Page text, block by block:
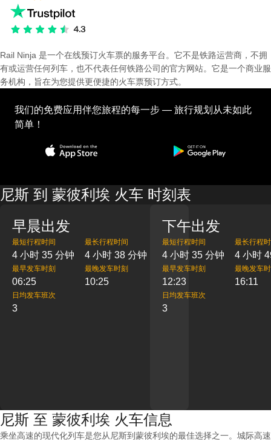
Rail Ninja 是一个在线预订火车票的服务平台。它不是铁路运营商，不拥
有或运营任何列车，也不代表任何铁路公司的官方网站。它是一个商业服
务机构，旨在为您提供更便捷的火车票预订方式。
我们的免费应用伴您旅程的每一步 — 旅行规划从未如此
简单！
尼斯 到 蒙彼利埃 火车 时刻表
早晨出发
最短行程时间
4 小时 35 分钟
最长行程时间
4 小时 38 分钟
最早发车时刻
06:25
最晚发车时刻
10:25
日均发车班次
3
下午出发
最短行程时间
4 小时 35 分钟
最长行程
4 小时
最早发车时刻
12:23
最晚发车
16:11
日均发车班次
3
尼斯 至 蒙彼利埃 火车信息
乘坐高速的现代化列车是您从尼斯到蒙彼利埃的最佳选择之一。城际高速